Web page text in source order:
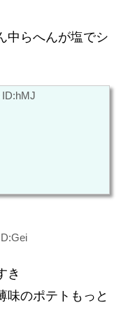
中らへんが塩でシ
ID:hMJ
き
味のポテトもっと